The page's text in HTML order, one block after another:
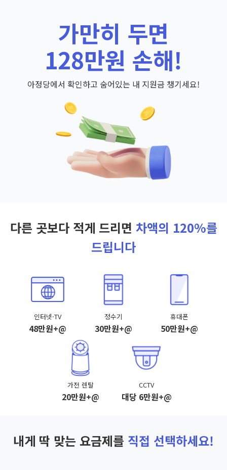
가만히 두면
128만원 손해!
아정당에서 확인하고 숨어있는 내 지원금 챙기세요!
다른 곳보다 적게 드리면 차액의 120%를
드립니다
인터넷·TV
48만원+@
정수기
30만원+@
휴대폰
50만원+@
가전 렌탈
20만원+@
CCTV
대당 6만원+@
내게 딱 맞는 요금제를 직접 선택하세요!